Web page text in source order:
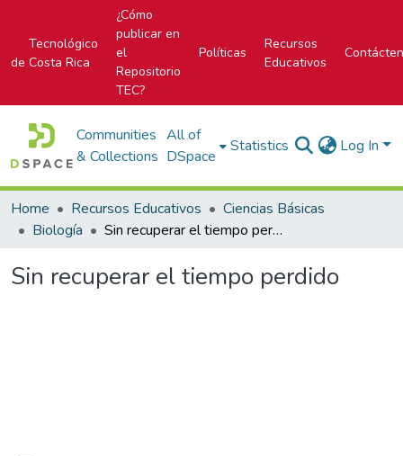
Tecnológico
de Costa Rica
¿Cómo
publicar en
el
Repositorio
TEC?
Políticas
Recursos
Educativos
Communities
& Collections
All of
DSpace
Statistics Log In
Home Recursos Educativos
Ciencias Básicas
Biología
Sin recuperar el tiempo perdido
Sin recuperar el tiempo perdido